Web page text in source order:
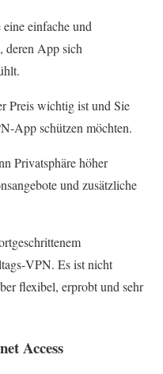
einfache und
deren App sich
Preis wichtig ist und Sie
schützen möchten.
Privatsphäre höher
und zusätzliche
Es ist nicht
flexibel, erprobt und sehr
Access